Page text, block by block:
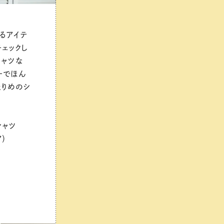
アイテ
ックし
ツな
でほん
めのシ
ツ